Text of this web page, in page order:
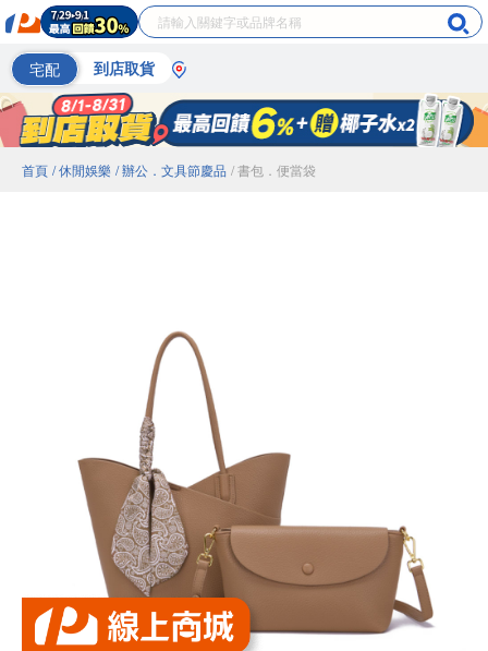
宅配 到店取貨
首頁 / 休閒娛樂 / 辦公．文具節慶品 / 書包．便當袋